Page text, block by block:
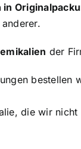
in
der
die wir